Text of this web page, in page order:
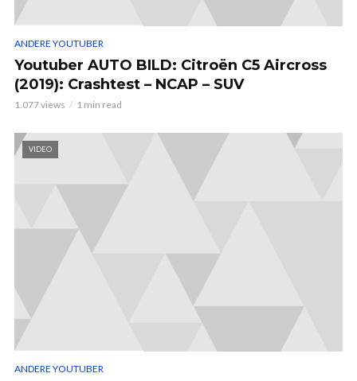
ANDERE YOUTUBER
Youtuber AUTO BILD: Citroën C5 Aircross
(2019): Crashtest – NCAP – SUV
1.077 views 1 min read
VIDEO
ANDERE YOUTUBER